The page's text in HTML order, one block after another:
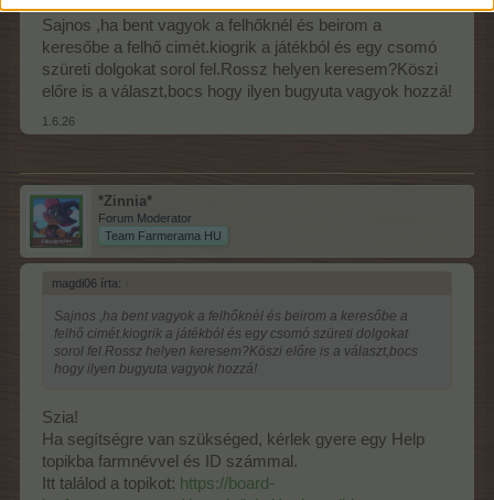
Sajnos ,ha bent vagyok a felhőknél és beirom a
keresőbe a felhő cimét.kiogrik a játékból és egy csomó
szüreti dolgokat sorol fel.Rossz helyen keresem?Köszi
előre is a választ,bocs hogy ilyen bugyuta vagyok hozzá!
1.6.26
*Zinnia*
Forum Moderator
Team Farmerama HU
magdi06 írta: ↑
Sajnos ,ha bent vagyok a felhőknél és beirom a keresőbe a
felhő cimét.kiogrik a játékból és egy csomó szüreti dolgokat
sorol fel.Rossz helyen keresem?Köszi előre is a választ,bocs
hogy ilyen bugyuta vagyok hozzá!
Szia!
Ha segítségre van szükséged, kérlek gyere egy Help
topikba farmnévvel és ID számmal.
Itt találod a topikot: https://board-